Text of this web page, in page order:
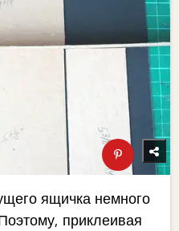
ящичка немного
приклеивая